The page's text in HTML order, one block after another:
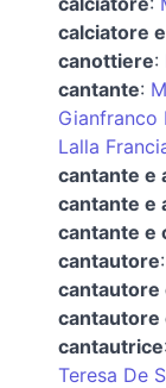
calciatore
canottiere:
cantante:
Gianfranco
Lalla
cantante e
cantante e
cantante e
cantautore:
cantautore
cantautore
cantautrice:
Teresa De